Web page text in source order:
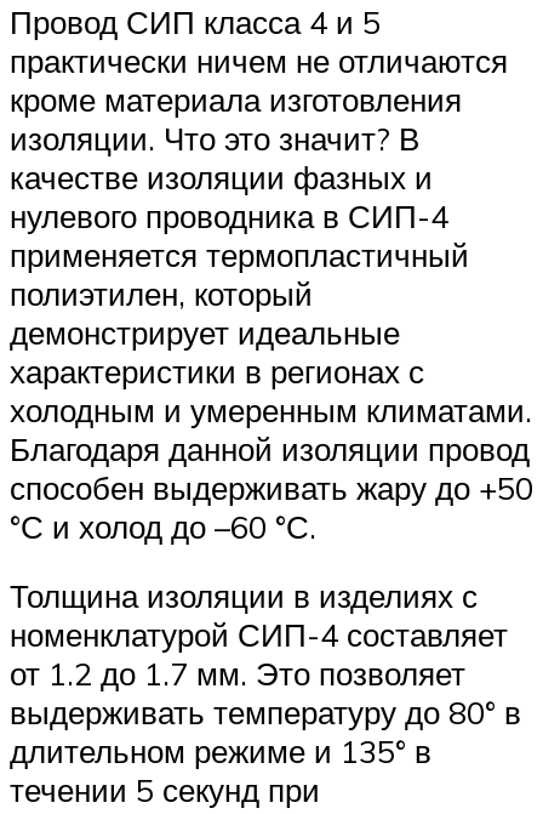
Провод СИП класса 4 и 5
практически ничем не отличаются
кроме материала изготовления
изоляции. Что это значит? В
качестве изоляции фазных и
нулевого проводника в СИП-4
применяется термопластичный
полиэтилен, который
демонстрирует идеальные
характеристики в регионах с
холодным и умеренным климатами.
Благодаря данной изоляции провод
способен выдерживать жару до +50
°С и холод до –60 °С.
Толщина изоляции в изделиях с
номенклатурой СИП-4 составляет
от 1.2 до 1.7 мм. Это позволяет
выдерживать температуру до 80° в
длительном режиме и 135° в
течении 5 секунд при